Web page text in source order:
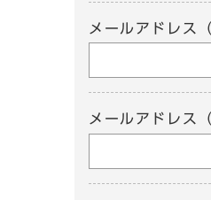
メールアドレス
メールアドレス